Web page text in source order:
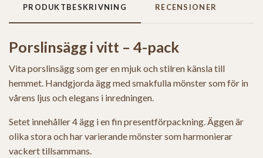
PRODUKTBESKRIVNING RECENSIONER
Porslinsägg i vitt – 4-pack
Vita porslinsägg som ger en mjuk och stilren känsla till
hemmet. Handgjorda ägg med smakfulla mönster som för in
vårens ljus och elegans i inredningen.
Setet innehåller 4 ägg i en fin presentförpackning. Äggen är
olika stora och har varierande mönster som harmonierar
vackert tillsammans.